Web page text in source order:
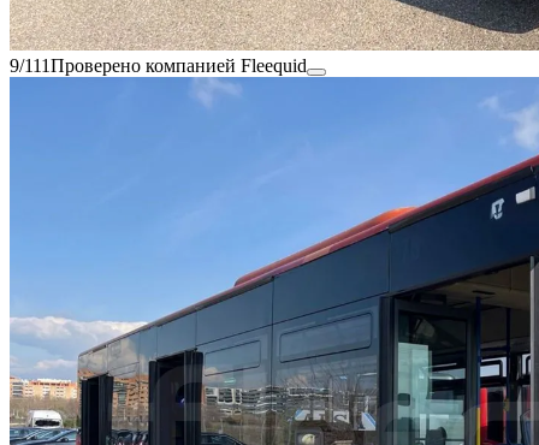
9/111Проверено компанией Fleequid